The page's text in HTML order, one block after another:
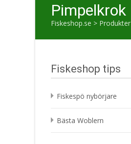
Pimpelkrok
Fiskeshop.se > Produkter
Fiskeshop tips
Fiskespö nybörjare
Bästa Woblern